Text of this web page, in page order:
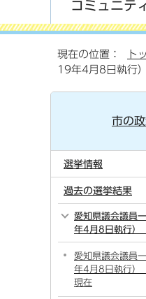
コミュニテ
現在の位置： ト
19年4月8日執
市の
選挙情報
過去の選挙結果
愛知県議会議員
年4月8日執行
愛知県議会議員
年4月8日執行
現在